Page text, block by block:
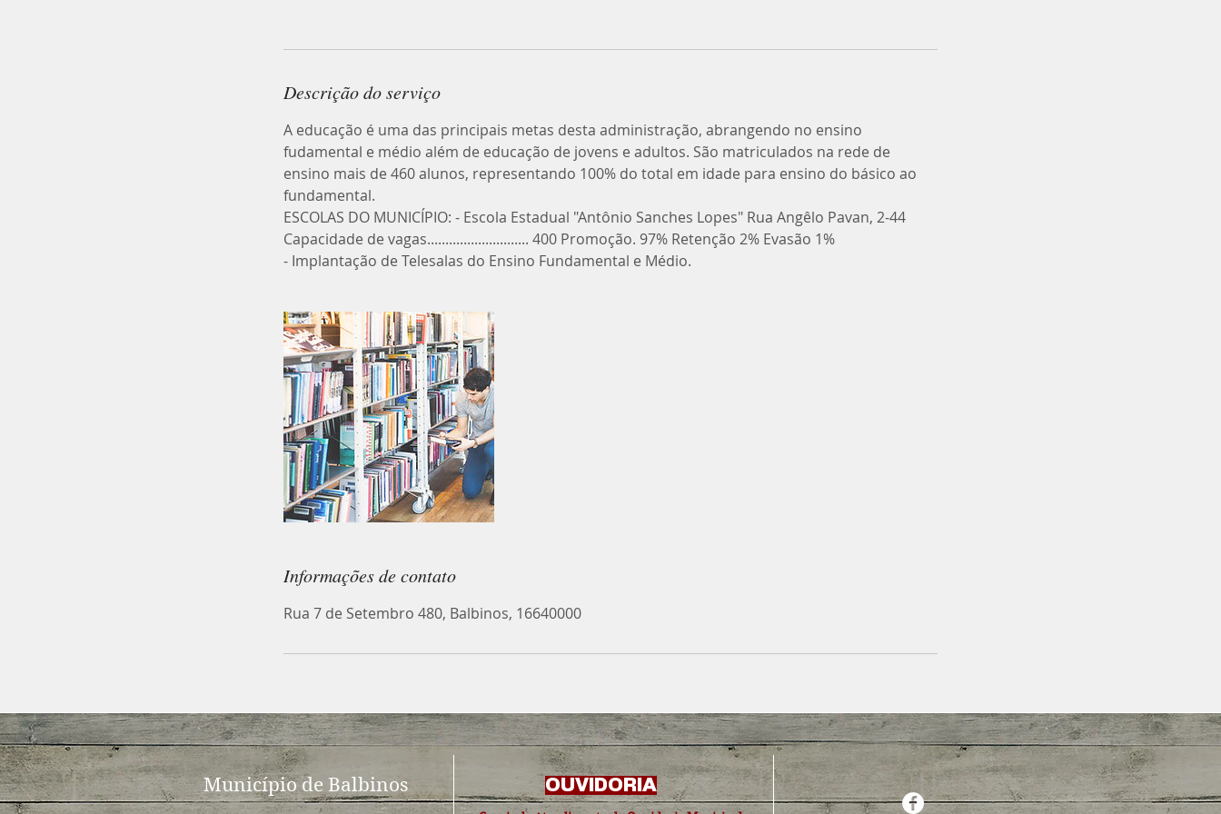
Descrição do serviço
A educação é uma das principais metas desta administração, abrangendo no ensino
fudamental e médio além de educação de jovens e adultos. São matriculados na rede de
ensino mais de 460 alunos, representando 100% do total em idade para ensino do básico ao
fundamental.
ESCOLAS DO MUNICÍPIO: - Escola Estadual "Antônio Sanches Lopes" Rua Angêlo Pavan, 2-44
Capacidade de vagas............................ 400 Promoção. 97% Retenção 2% Evasão 1%
- Implantação de Telesalas do Ensino Fundamental e Médio.
Informações de contato
Rua 7 de Setembro 480, Balbinos, 16640000
Município de Balbinos OUVIDORIA